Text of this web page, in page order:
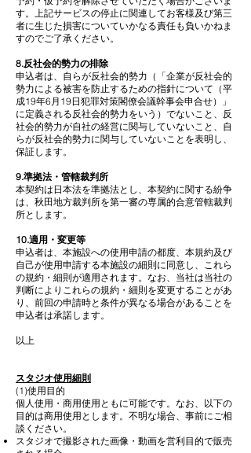
す。上記サービスの停止に関連してお客様及び第三
者に生じた損害についていかなる責任も負いかねま
すのでご了承ください。​
8.反社会的勢力の排除
申込者は、自らが反社会的勢力（「企業が反社会的
勢力による被害を防止するための指針について（平
成19年6月19日犯罪対策閣僚会議幹事会申合せ）」
に定義される反社会的勢力をいう）でないこと、反
社会的勢力が自社の経営に関与していないこと、自
らが反社会的勢力に関与していないことを表明し、
保証します。
9.準拠法・管轄裁判所
本契約は日本法を準拠法とし、本契約に関する紛争
は、秋田地方裁判所を第一審の専属的合意管轄裁判
所とします。
10.適用・変更等
申込者は、本施設への使用申請の都度、本規約及び
自己が使用申請する本施設の細則に同意し、これら
の規約・細則が適用されます。なお、当社は当社の
判断によりこれらの規約・細則を変更することがあ
り、前回の申請時と条件が異なる場合があることを
申込者は承諾します。
以上
スタジオ使用細則
(1)使用目的
個人使用・商用使用ともに可能です。なお、以下の
目的は商用使用とします。不明な場合、事前にご相
談ください。
スタジオで撮影された画像・動画を営利目的で販売